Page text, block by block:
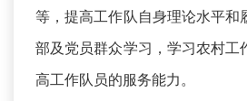
等，提高工作队自身理论水平和
部及党员群众学习，学习农村工
高工作队员的服务能力。